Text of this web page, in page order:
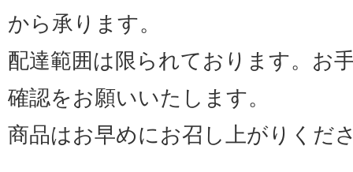
から承ります。
配達範囲は限られております。お
確認をお願いいたします。
商品はお早めにお召し上がりくだ